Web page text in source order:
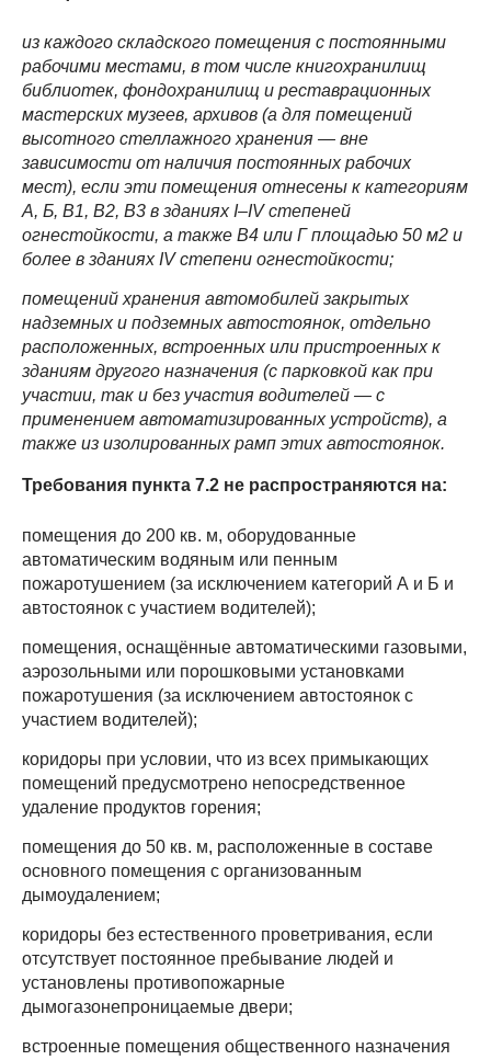
из каждого складского помещения с постоянными
рабочими местами, в том числе книгохранилищ
библиотек, фондохранилищ и реставрационных
мастерских музеев, архивов (а для помещений
высотного стеллажного хранения — вне
зависимости от наличия постоянных рабочих
мест), если эти помещения отнесены к категориям
А, Б, В1, В2, В3 в зданиях I–IV степеней
огнестойкости, а также В4 или Г площадью 50 м2 и
более в зданиях IV степени огнестойкости;
помещений хранения автомобилей закрытых
надземных и подземных автостоянок, отдельно
расположенных, встроенных или пристроенных к
зданиям другого назначения (с парковкой как при
участии, так и без участия водителей — с
применением автоматизированных устройств), а
также из изолированных рамп этих автостоянок.
Требования пункта 7.2 не распространяются на:
помещения до 200 кв. м, оборудованные
автоматическим водяным или пенным
пожаротушением (за исключением категорий А и Б и
автостоянок с участием водителей);
помещения, оснащённые автоматическими газовыми,
аэрозольными или порошковыми установками
пожаротушения (за исключением автостоянок с
участием водителей);
коридоры при условии, что из всех примыкающих
помещений предусмотрено непосредственное
удаление продуктов горения;
помещения до 50 кв. м, расположенные в составе
основного помещения с организованным
дымоудалением;
коридоры без естественного проветривания, если
отсутствует постоянное пребывание людей и
установлены противопожарные
дымогазонепроницаемые двери;
встроенные помещения общественного назначения